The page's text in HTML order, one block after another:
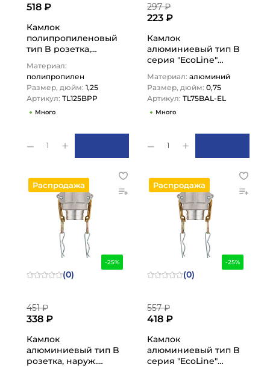
518 ₽
Камлок
полипропиленовый
тип B розетка,
1/4", TL125BPP TITAN…
Материал:
полипропилен
Размер, дюйм: 1,25
Артикул: TL125BPP
Много
1
297 ₽
223 ₽
Камлок
алюминиевый тип B
серия "EcoLine"
резьба BSP 3/4",
TL75BAL-EL…
Материал: алюминий
Размер, дюйм: 0,75
Артикул: TL75BAL-EL
Много
1
-25%
Распродажа
(0)
451 ₽
338 ₽
Камлок
алюминиевый тип B
розетка, наруж.
-25%
Распродажа
(0)
557 ₽
418 ₽
Камлок
алюминиевый тип B
серия "EcoLine"